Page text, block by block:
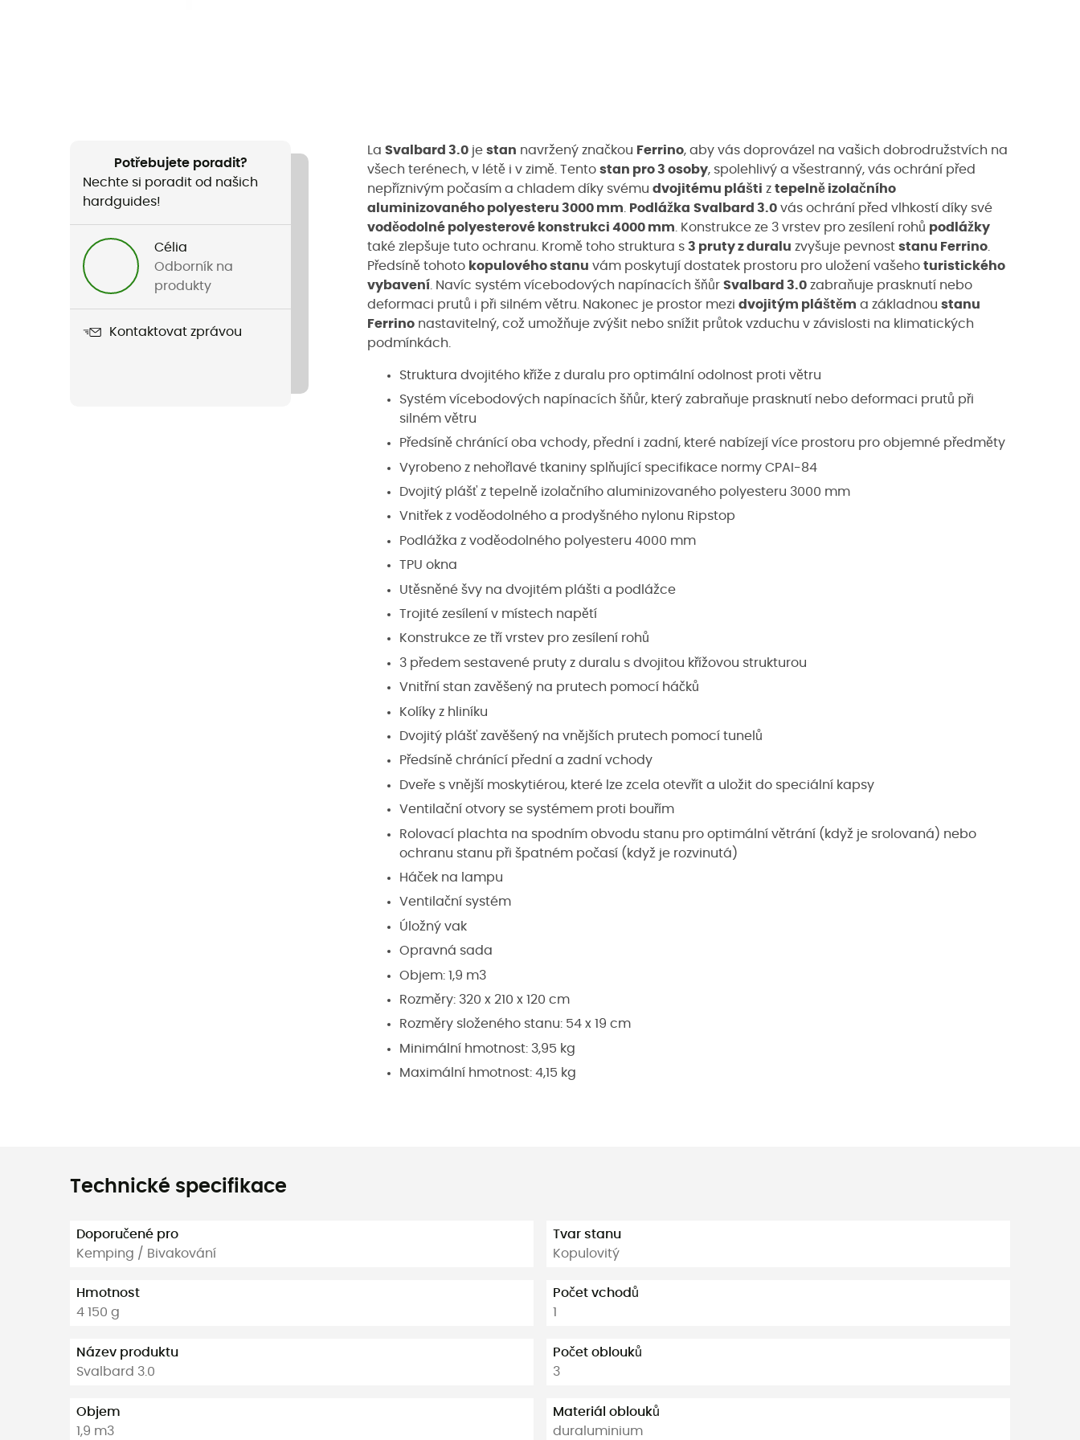
Potřebujete poradit?
Nechte si poradit od našich
hardguides!
Célia
Odborník na
produkty
Kontaktovat zprávou
La Svalbard 3.0 je stan navržený značkou Ferrino, aby vás doprovázel na vašich dobrodružstvích na
všech terénech, v létě i v zimě. Tento stan pro 3 osoby, spolehlivý a všestranný, vás ochrání před
nepříznivým počasím a chladem díky svému dvojitému plášti z tepelně izolačního
aluminizovaného polyesteru 3000 mm Podlážka Svalbard 3.0 vás ochrání před vlhkostí díky své
voděodolné polyesterové konstrukci 4000 mm . Konstrukce ze 3 vrstev pro zesílení rohů podlážky
také zlepšuje tuto ochranu. Kromě toho struktura s 3 pruty z duralu zvyšuje pevnost stanu Ferrino
Předsíně tohoto kopulového stanu vám poskytují dostatek prostoru pro uložení vašeho turistického
vybavení . Navíc systém vícebodových napínacích šňůr Svalbard 3.0 zabraňuje prasknutí nebo
deformaci prutů i při silném větru. Nakonec je prostor mezi dvojitým pláštěm a základnou stanu
Ferrino nastavitelný, což umožňuje zvýšit nebo snížit průtok vzduchu v závislosti na klimatických
podmínkách.
Struktura dvojitého kříže z duralu pro optimální odolnost proti větru
Systém vícebodových napínacích šňůr, který zabraňuje prasknutí nebo deformaci prutů při
silném větru
Předsíně chránící oba vchody, přední i zadní, které nabízejí více prostoru pro objemné předměty
Vyrobeno z nehořlavé tkaniny splňující specifikace normy CPAI-84
Dvojitý plášť z tepelně izolačního aluminizovaného polyesteru 3000 mm
Vnitřek z voděodolného a prodyšného nylonu Ripstop
Podlážka z voděodolného polyesteru 4000 mm
TPU okna
Utěsněné švy na dvojitém plášti a podlážce
Trojité zesílení v místech napětí
Konstrukce ze tří vrstev pro zesílení rohů
3 předem sestavené pruty z duralu s dvojitou křížovou strukturou
Vnitřní stan zavěšený na prutech pomocí háčků
Kolíky z hliníku
Dvojitý plášť zavěšený na vnějších prutech pomocí tunelů
Předsíně chránící přední a zadní vchody
Dveře s vnější moskytiérou, které lze zcela otevřít a uložit do speciální kapsy
Ventilační otvory se systémem proti bouřím
Rolovací plachta na spodním obvodu stanu pro optimální větrání (když je srolovaná) nebo
ochranu stanu při špatném počasí (když je rozvinutá)
Háček na lampu
Ventilační systém
Úložný vak
Opravná sada
Objem: 1,9 m3
Rozměry: 320 x 210 x 120 cm
Rozměry složeného stanu: 54 x 19 cm
Minimální hmotnost: 3,95 kg
Maximální hmotnost: 4,15 kg
Technické specifikace
Doporučené pro
Kemping / Bivakování
Hmotnost
4 150 g
Název produktu
Svalbard 3.0
Objem
1,9 m3
Tvar stanu
Kopulovitý
Počet vchodů
1
Počet oblouků
3
Materiál oblouků
duraluminium